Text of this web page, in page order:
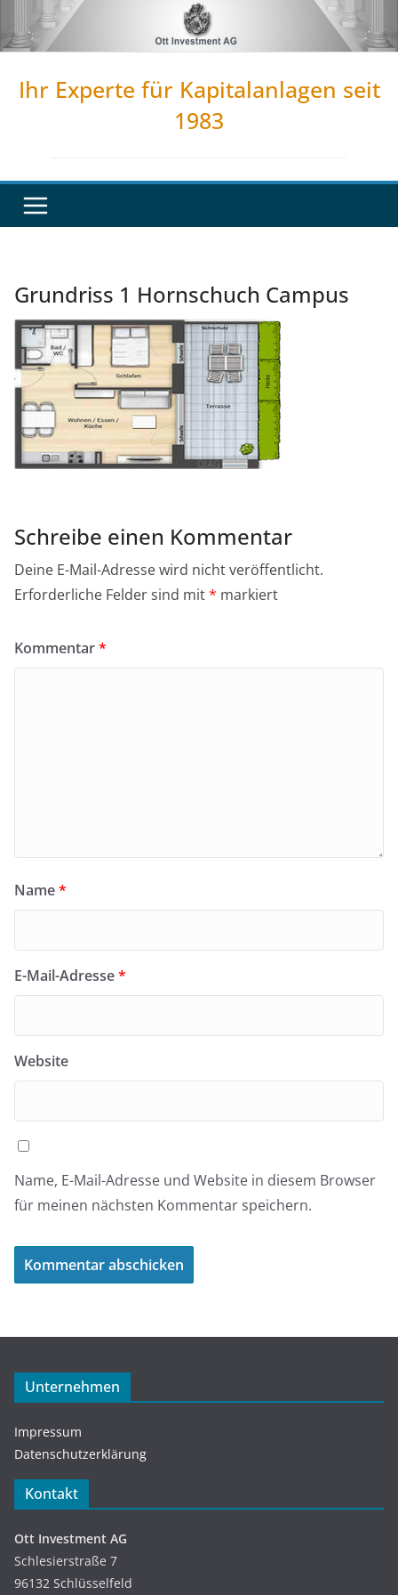
Inhalt
Ihr Experte für Kapitalanlagen seit
1983
Grundriss 1 Hornschuch Campus
Schreibe einen Kommentar
Deine E-Mail-Adresse wird nicht veröffentlicht.
Erforderliche Felder sind mit* markiert
Kommentar*
Name*
E-Mail-Adresse*
Website
Name, E-Mail-Adresse und Website in diesem Browser
für meinen nächsten Kommentar speichern.
Unternehmen
Impressum
Datenschutzerklärung
Kontakt
Ott Investment AG
Schlesierstraße 7
96132 Schlüsselfeld